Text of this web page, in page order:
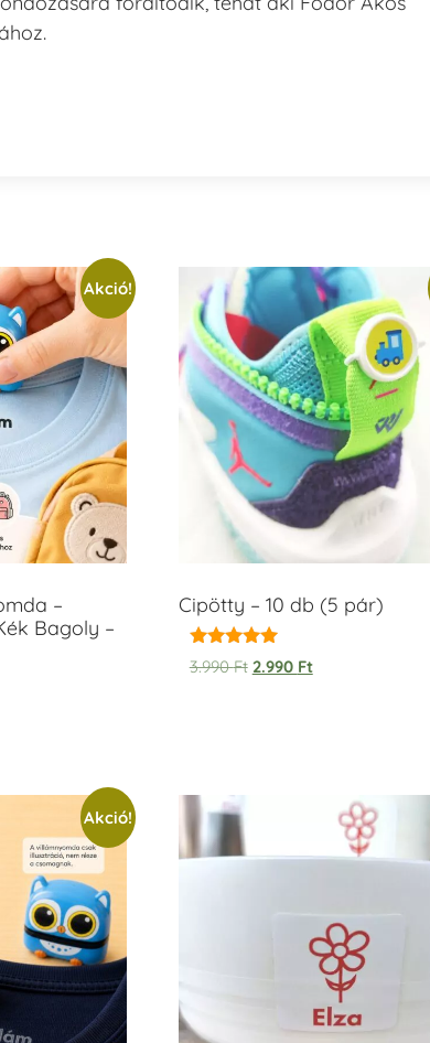
Akció!
–
Bagoly –
Cipötty – 10 db (5 pár)
Értékelés:
5.00
3.990Ft 2.990 Ft
Akció!